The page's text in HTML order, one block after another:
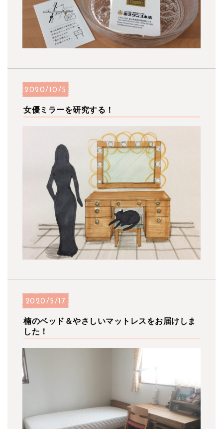
2020/10/5
女優ミラーを研究する！
2020/5/17
楠のベッド＆やさしいマットレスをお届けしま
した！